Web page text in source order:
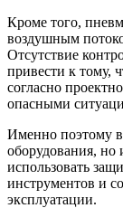
Кроме того,
воздушным
Отсутствие
привести к тому,
согласно
опасными
Именно поэтому
оборудования, но
использовать
инструментов и
эксплуатации.